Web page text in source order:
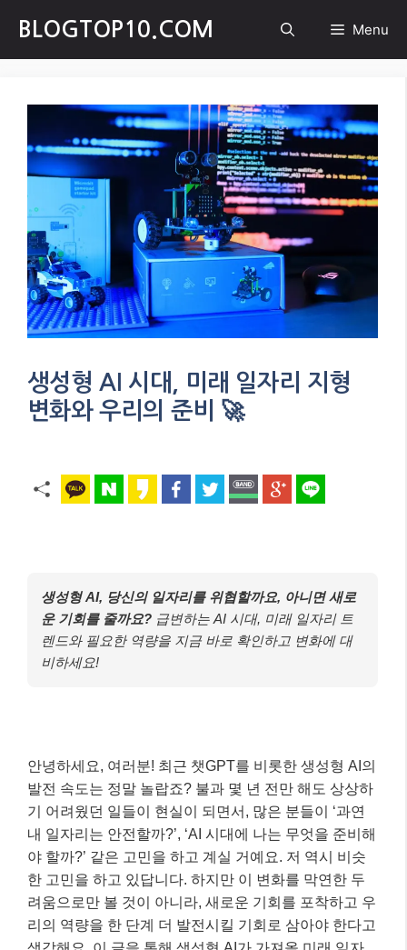
content
BLOGTOP10.COM Menu
생성형 AI 시대, 미래 일자리 지형
변화와 우리의 준비 🚀
생성형 AI, 당신의 일자리를 위협할까요, 아니면 새로
운 기회를 줄까요? 급변하는 AI 시대, 미래 일자리 트
렌드와 필요한 역량을 지금 바로 확인하고 변화에 대
비하세요!
안녕하세요, 여러분! 최근 챗GPT를 비롯한 생성형 AI의
발전 속도는 정말 놀랍죠? 불과 몇 년 전만 해도 상상하
기 어려웠던 일들이 현실이 되면서, 많은 분들이 ‘과연
내 일자리는 안전할까?’, ‘AI 시대에 나는 무엇을 준비해
야 할까?’ 같은 고민을 하고 계실 거예요. 저 역시 비슷
한 고민을 하고 있답니다. 하지만 이 변화를 막연한 두
려움으로만 볼 것이 아니라, 새로운 기회를 포착하고 우
리의 역량을 한 단계 더 발전시킬 기회로 삼아야 한다고